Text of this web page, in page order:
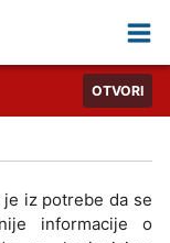
OTVORI
je iz potrebe da se
informacije o